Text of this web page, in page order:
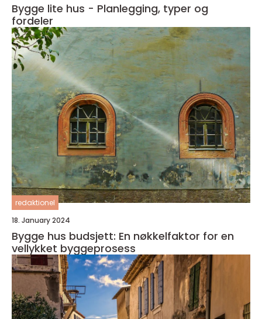
Bygge lite hus - Planlegging, typer og
fordeler
redaktionel
18. January 2024
Bygge hus budsjett: En nøkkelfaktor for en
vellykket byggeprosess